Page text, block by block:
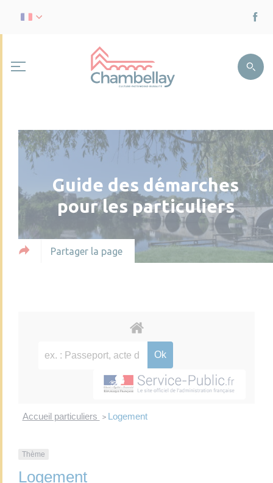
Guide des démarches
pour les particuliers
Partager la page
Accueil particuliers > Logement
Thème
Logement